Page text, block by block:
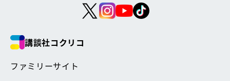
講談社コクリコ
ファミリーサイト